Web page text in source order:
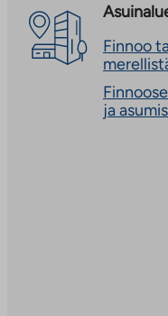
Finnoo
ja